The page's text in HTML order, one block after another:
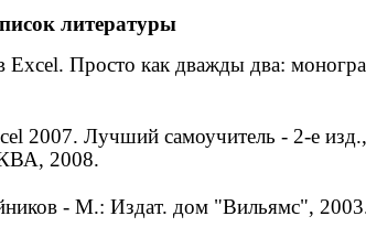
литературы
Просто как дважды два:
2007. Лучший самоучитель - 2-е
2008.
- М.: Издат. дом "Вильямс",